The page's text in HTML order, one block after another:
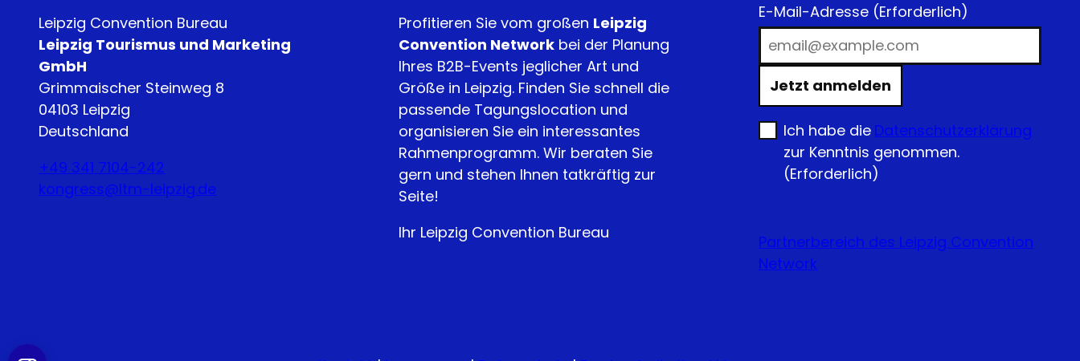
Leipzig Convention Bureau
Leipzig Tourismus und Marketing
GmbH
Grimmaischer Steinweg 8
04103 Leipzig
Deutschland
+49 341 7104-242
kongress@ltm-leipzig.de
Profitieren Sie vom großen Leipzig
Convention Network bei der Planung
Ihres B2B-Events jeglicher Art und
Größe in Leipzig. Finden Sie schnell die
passende Tagungslocation und
organisieren Sie ein interessantes
Rahmenprogramm. Wir beraten Sie
gern und stehen Ihnen tatkräftig zur
Seite!
Ihr Leipzig Convention Bureau
E-Mail-Adresse (Erforderlich)
Jetzt anmelden
Ich habe die Datenschutzerklärung
zur Kenntnis genommen.
(Erforderlich)
Partnerbereich des Leipzig Convention
Network